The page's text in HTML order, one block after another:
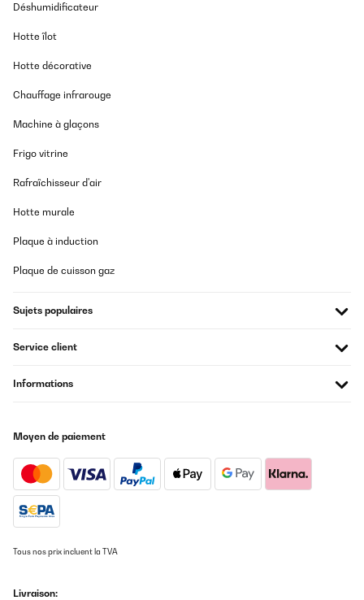
Déshumidificateur
Hotte îlot
Hotte décorative
Chauffage infrarouge
Machine à glaçons
Frigo vitrine
Rafraîchisseur d'air
Hotte murale
Plaque à induction
Plaque de cuisson gaz
Sujets populaires
Service client
Informations
Moyen de paiement
Tous nos prix incluent la TVA
Livraison: